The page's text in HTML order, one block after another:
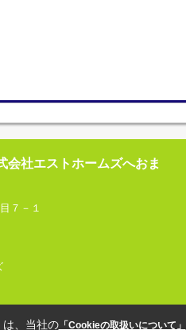
会社エストホームズへおま
７－１
は、当社の「Cookieの取扱いについて」